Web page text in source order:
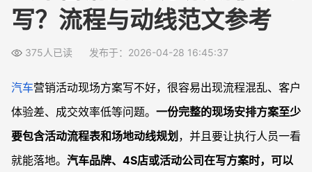
从流程到动线的完整范文怎么写？
汽车营销活动现场方案需要多详细才合适？
只有一个4S店场地，也需要做动线设计吗？
写？流程与动线范文参考
375人已读 发布于：2026-04-28 16:45:37
汽车营销活动现场方案写不好，很容易出现流程混乱、客户
体验差、成交效率低等问题。 一份完整的现场安排方案至少
要包含活动流程表和场地动线规划 ，并且要让执行人员一看
就能落地。 汽车品牌、4S店或活动公司在写方案时，可以